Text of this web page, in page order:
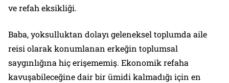
ve refah eksikliği.
Baba, yoksulluktan dolayı geleneksel toplumda aile
reisi olarak konumlanan erkeğin toplumsal
saygınlığına hiç erişememiş. Ekonomik refaha
kavuşabileceğine dair bir ümidi kalmadığı için en